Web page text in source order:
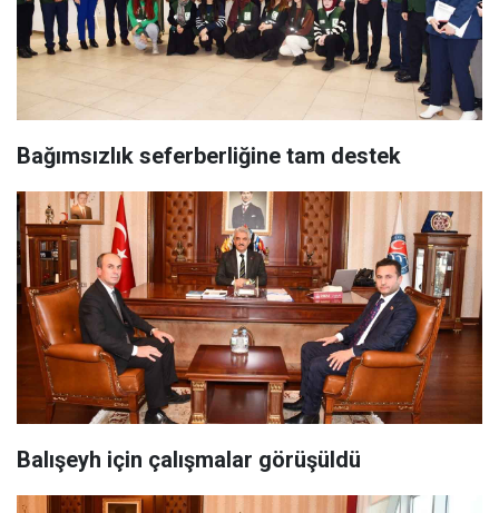
Bağımsızlık seferberliğine tam destek
Balışeyh için çalışmalar görüşüldü